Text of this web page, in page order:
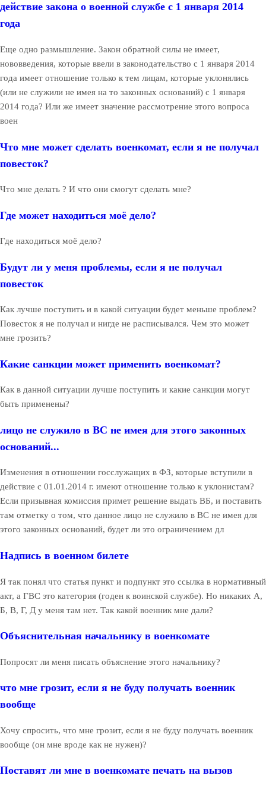
действие закона о военной службе с 1 января 2014
года
Еще одно размышление. Закон обратной силы не имеет,
нововведения, которые ввели в законодательство с 1 января 2014
года имеет отношение только к тем лицам, которые уклонялись
(или не служили не имея на то законных оснований) с 1 января
2014 года? Или же имеет значение рассмотрение этого вопроса
воен
Что мне может сделать военкомат, если я не получал
повесток?
Что мне делать ? И что они смогут сделать мне?
Где может находиться моё дело?
Где находиться моё дело?
Будут ли у меня проблемы, если я не получал
повесток
Как лучше поступить и в какой ситуации будет меньше проблем?
Повесток я не получал и нигде не расписывался. Чем это может
мне грозить?
Какие санкции может применить военкомат?
Как в данной ситуации лучше поступить и какие санкции могут
быть применены?
лицо не служило в ВС не имея для этого законных
оснований...
Изменения в отношении госслужащих в ФЗ, которые вступили в
действие с 01.01.2014 г. имеют отношение только к уклонистам?
Если призывная комиссия примет решение выдать ВБ, и поставить
там отметку о том, что данное лицо не служило в ВС не имея для
этого законных оснований, будет ли это ограничением дл
Надпись в военном билете
Я так понял что статья пункт и подпункт это ссылка в нормативный
акт, а ГВС это категория (годен к воинской службе). Но никаких А,
Б, В, Г, Д у меня там нет. Так какой военник мне дали?
Объяснительная начальнику в военкомате
Попросят ли меня писать объяснение этого начальнику?
что мне грозит, если я не буду получать военник
вообще
Хочу спросить, что мне грозит, если я не буду получать военник
вообще (он мне вроде как не нужен)?
Поставят ли мне в военкомате печать на вызов